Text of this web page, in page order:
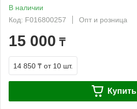
В наличии
Код: F016800257
Опт и розница
15 000 ₸
14 850 ₸ от 10 шт.
Купить